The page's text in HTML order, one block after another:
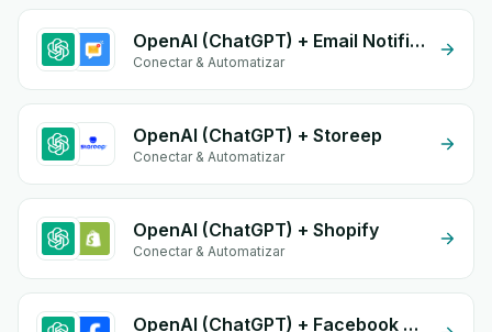
OpenAI (ChatGPT) + Email Notifications by eGrow
Conectar & Automatizar
OpenAI (ChatGPT) + Storeep
Conectar & Automatizar
OpenAI (ChatGPT) + Shopify
Conectar & Automatizar
OpenAI (ChatGPT) + Facebook Commerce